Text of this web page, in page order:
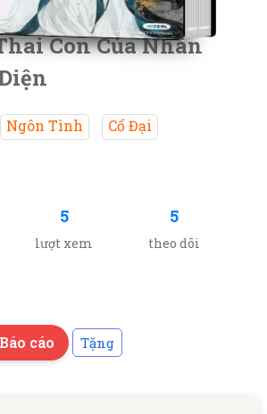
Con Của Nhân
Ngôn Tình Cổ Đại
5
lượt xem
5
theo dõi
Báo cáo Tặng